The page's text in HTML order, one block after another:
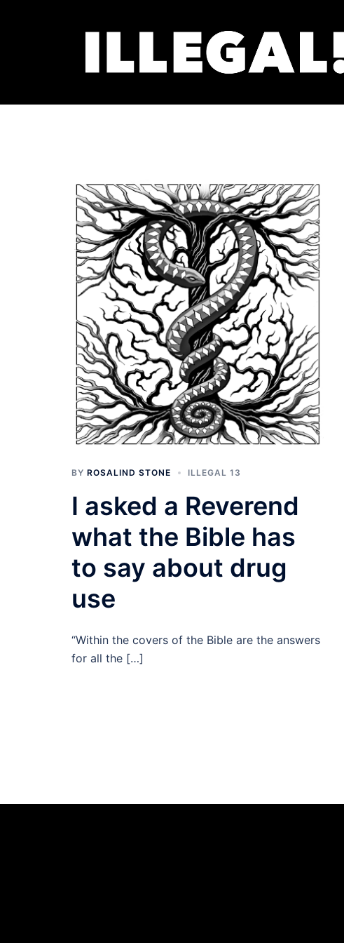
BY ROSALIND STONE ILLEGAL 13
I asked a Reverend
what the Bible has
to say about drug
use
“Within the covers of the Bible are the answers
for all the […]